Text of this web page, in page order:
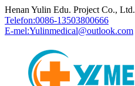
Henan Yulin Edu. Project Co., Ltd.
Telefon:0086-13503800666
E-mel:Yulinmedical@outlook.com